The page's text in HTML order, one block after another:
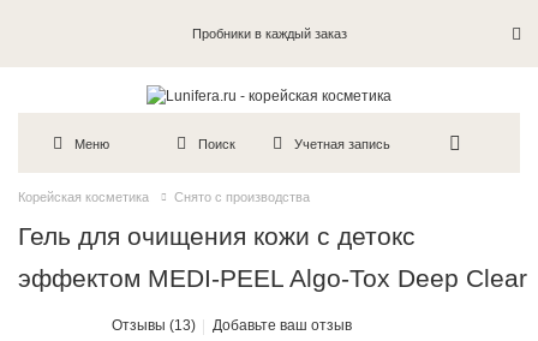
Пробники в каждый заказ
Меню Поиск Учетная запись
Корейская косметика Снято с производства
Гель для очищения кожи с детокс
эффектом MEDI-PEEL Algo-Tox Deep Clear
Отзывы (13) Добавьте ваш отзыв